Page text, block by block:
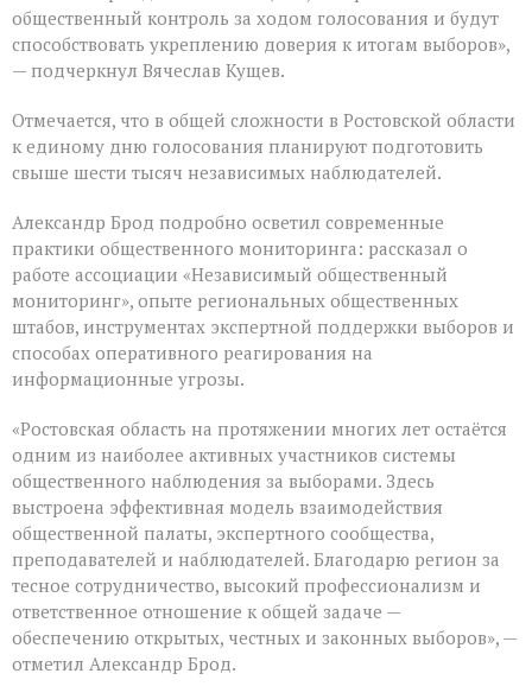
общественный контроль за ходом голосования и будут
способствовать укреплению доверия к итогам выборов»,
— подчеркнул Вячеслав Кущев.
Отмечается, что в общей сложности в Ростовской области
к единому дню голосования планируют подготовить
свыше шести тысяч независимых наблюдателей.
Александр Брод подробно осветил современные
практики общественного мониторинга: рассказал о
работе ассоциации «Независимый общественный
мониторинг», опыте региональных общественных
штабов, инструментах экспертной поддержки выборов и
способах оперативного реагирования на
информационные угрозы.
«Ростовская область на протяжении многих лет остаётся
одним из наиболее активных участников системы
общественного наблюдения за выборами. Здесь
выстроена эффективная модель взаимодействия
общественной палаты, экспертного сообщества,
преподавателей и наблюдателей. Благодарю регион за
тесное сотрудничество, высокий профессионализм и
ответственное отношение к общей задаче —
обеспечению открытых, честных и законных выборов», —
отметил Александр Брод.